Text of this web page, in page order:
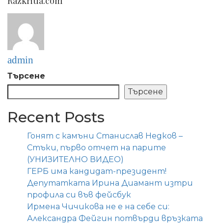
admin
Търсене
Търсене
Recent Posts
Гонят с камъни Станислав Недков –
Стъки, първо отчет на парите
(УНИЗИТЕЛНО ВИДЕО)
ГЕРБ има кандидат-президент!
Депутатката Ирина Диамант изтри
профила си във фейсбук
Ирмена Чичикова не е на себе си:
Александра Фейгин потвърди връзката